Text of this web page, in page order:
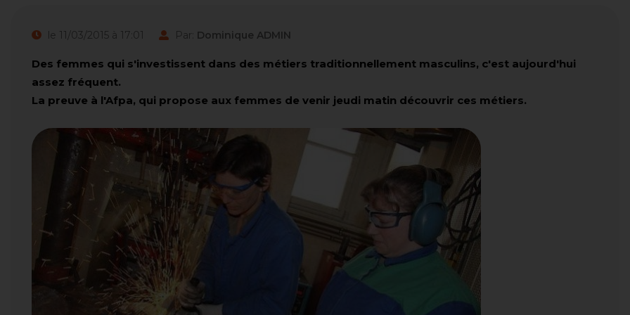
le 11/03/2015 à 17:01 Par: Dominique ADMIN
Des femmes qui s'investissent dans des métiers traditionnellement masculins, c'est aujourd'hui
assez fréquent.
La preuve à l'Afpa, qui propose aux femmes de venir jeudi matin découvrir ces métiers.